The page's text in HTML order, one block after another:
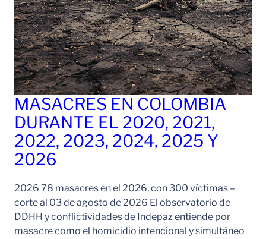
MASACRES EN COLOMBIA
DURANTE EL 2020, 2021,
2022, 2023, 2024, 2025 Y
2026
2026 78 masacres en el 2026, con 300 víctimas –
corte al 03 de agosto de 2026 El observatorio de
DDHH y conflictividades de Indepaz entiende por
masacre como el homicidio intencional y simultáneo